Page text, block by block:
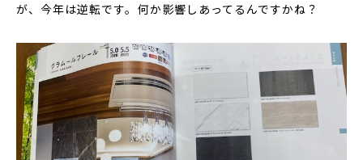
が、今年は逆転です。何か影響しあってるんですかね？